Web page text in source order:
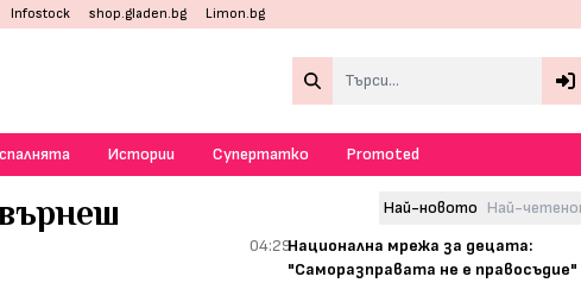
Infostock shop.gladen.bg Limon.bg
Истории Супертатко Promoted
Най-новото Най-
04:29Национална мрежа за децата:
"Саморазправата не е правосъдие"